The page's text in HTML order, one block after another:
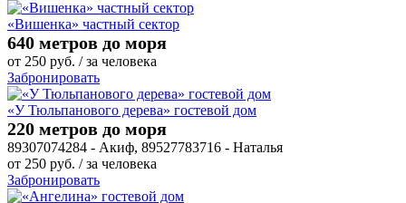
«Вишенка» частный сектор
640 метров до моря
от 250 руб. / за человека
Забронировать
«У Тюльпанового дерева» гостевой дом
220 метров до моря
89307074284 - Акиф, 89527783716 - Наталья
от 250 руб. / за человека
Забронировать